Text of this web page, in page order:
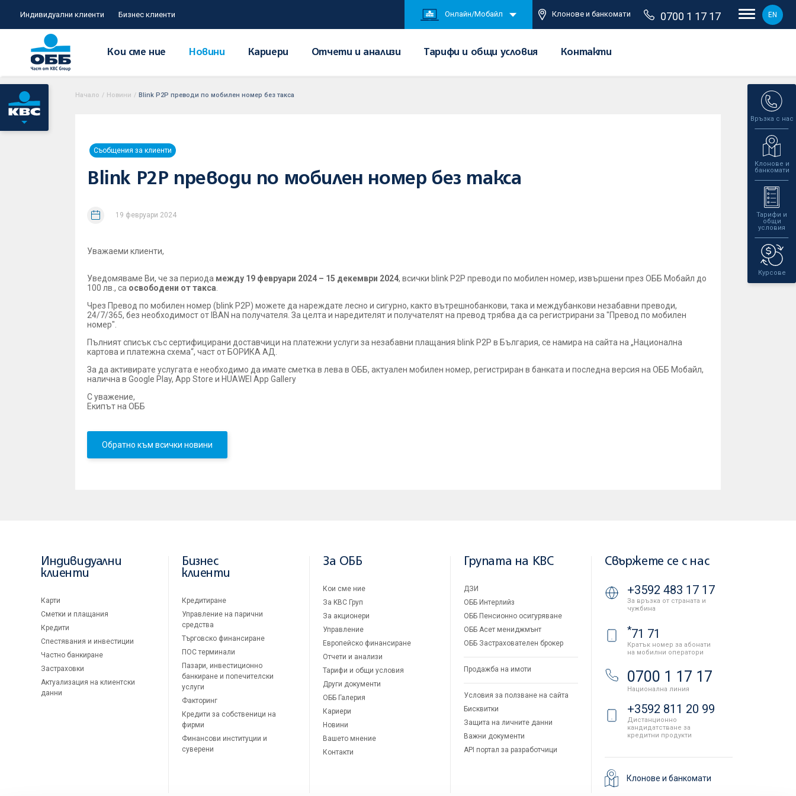
Индивидуални клиенти Бизнес клиенти Онлайн/Мобайл Клонове и банкомати 0700 1 17 17 EN
Кои сме ние Новини Кариери Отчети и анализи Тарифи и общи условия Контакти
Връзка с нас
Клонове и
банкомати
Тарифи и
общи
условия
Курсове
Начало / Новини / Blink P2P преводи по мобилен номер без такса
Съобщения за клиенти
Blink P2P преводи по мобилен номер без такса
19 февруари 2024
Уважаеми клиенти,
Уведомяваме Ви, че за периода между 19 февруари 2024 – 15 декември 2024, всички blink P2P преводи по мобилен номер, извършени през ОББ Мобайл до
100 лв., са освободени от такса
Чрез Превод по мобилен номер (blink P2P) можете да нареждате лесно и сигурно, както вътрешнобанкови, така и междубанкови незабавни преводи,
24/7/365, без необходимост от IBAN на получателя. За целта и наредителят и получателят на превод трябва да са регистрирани за "Превод по мобилен
номер".
Пълният списък със сертифицирани доставчици на платежни услуги за незабавни плащания blink P2P в България, се намира на сайта на „Национална
картова и платежна схема“, част от БОРИКА АД.
За да активиратe услугата e необходимо да имате сметка в лева в ОББ, актуален мобилен номер, регистриран в банката и последна версия на ОББ Мобайл,
налична в Google Play, App Store и HUAWEI App Gallery
С уважение,
Екипът на ОББ
Обратно към всички новини
Индивидуални
клиенти
Карти
Сметки и плащания
Кредити
Спестявания и инвестиции
Частно банкиране
Застраховки
Актуализация на клиентски
данни
Бизнес
клиенти
Кредитиране
Управление на парични
средства
Търговско финансиране
ПОС терминали
Пазари, инвестиционно
банкиране и попечителски
услуги
Факторинг
Кредити за собственици на
фирми
Финансови институции и
суверени
За ОББ
Кои сме ние
За KBC Груп
За акционери
Управление
Европейско финансиране
Отчети и анализи
Тарифи и общи условия
Други документи
ОББ Галерия
Кариери
Новини
Вашето мнение
Контакти
Групата на KBC
ДЗИ
ОББ Интерлийз
ОББ Пенсионно осигуряване
ОББ Асет мениджмънт
ОББ Застрахователен брокер
Продажба на имоти
Условия за ползване на сайта
Бисквитки
Защита на личните данни
Важни документи
API портал за разработчици
Свържете се с нас
+3592 483 17 17
За връзка от страната и
чужбина
*71 71
Кратък номер за абонати
на мобилни оператори
0700 1 17 17
Национална линия
+3592 811 20 99
Дистанционно
кандидатстване за
кредитни продукти
Клонове и банкомати